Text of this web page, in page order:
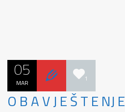
05
MAR 1
O B A V J E Š T E NJ E